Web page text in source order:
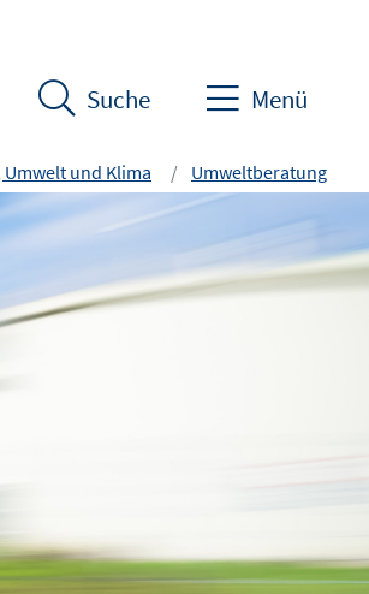
Suche Menü
und Klima Umweltberatung